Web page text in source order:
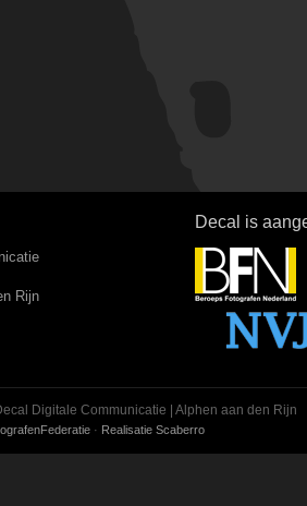
Rijn
Decal is
Digitale Communicatie | Alphen aan den Rijn
· Realisatie Scaberro